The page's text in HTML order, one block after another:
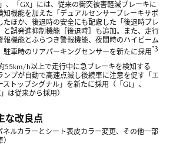
、「GX」には、従来の衝突被害軽減ブレーキに
知機能を加えた「デュアルセンサーブレーキサポ
たほか、後退時の安全にも配慮した「後退時ブレ
と誤発進抑制機能［後退時］も追加。また、走行
報機能とふらつき警報機能、夜間時のハイビーム
駐車時のリアパーキングセンサーを新たに採用*3
55km/h以上で走行中に急ブレーキを検知する
ンプが自動で高速点滅し後続車に注意を促す「エ
ストップシグナル」を新たに採用（「GL」、
」は従来から採用）
な改良点
ネルカラーとシート表皮カラー変更、その他一部